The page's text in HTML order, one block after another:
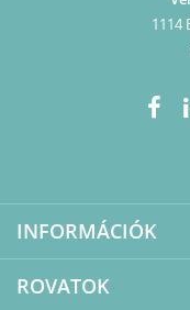
1114
INFORMÁCIÓK
ROVATOK